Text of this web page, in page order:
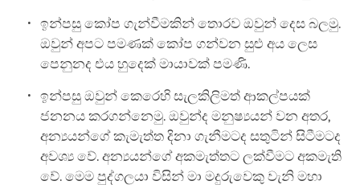
ඉන්පසු කෝප ගැන්වීමකින් තොරව ඔවුන් දෙස බලමු.
ඔවුන් අපට පමණක් කෝප ගන්වන සුළු අය ලෙස
පෙනුනද එය හුදෙක් මායාවක් පමණි.
ඉන්පසු ඔවුන් කෙරෙහි සැලකිලිමත් ආකල්පයක්
ජනනය කරගන්නෙමු. ඔවුන්ද මනුෂ්‍යයන් වන අතර,
අන්‍යයන්ගේ කැමැත්ත දිනා ගැනීමටද සතුටින් සිටීමටද
අවශ්‍ය වේ. අන්‍යයන්ගේ අකමැත්තට ලක්වීමට අකමැති
වේ. මෙම පුද්ගලයා විසින් මා මදුරුවෙකු වැනි මහා